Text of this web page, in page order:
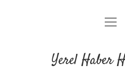
Anasayfa
Yerel Haber